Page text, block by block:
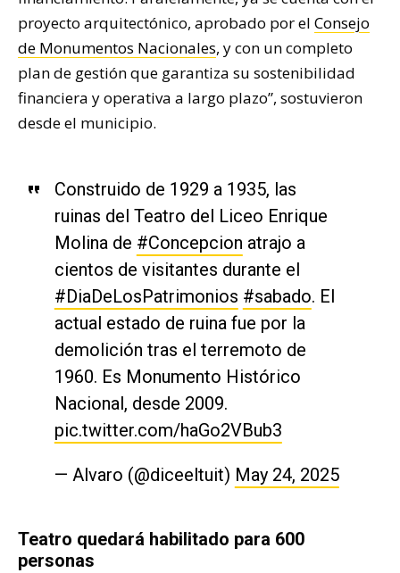
proyecto arquitectónico, aprobado por el Consejo
de Monumentos Nacionales, y con un completo
plan de gestión que garantiza su sostenibilidad
financiera y operativa a largo plazo”, sostuvieron
desde el municipio.
Construido de 1929 a 1935, las
ruinas del Teatro del Liceo Enrique
Molina de #Concepcion atrajo a
cientos de visitantes durante el
#DiaDeLosPatrimonios #sabado. El
actual estado de ruina fue por la
demolición tras el terremoto de
1960. Es Monumento Histórico
Nacional, desde 2009.
pic.twitter.com/haGo2VBub3
— Alvaro (@diceeltuit) May 24, 2025
Teatro quedará habilitado para 600
personas